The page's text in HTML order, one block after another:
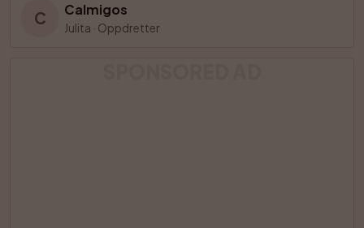
C Calmigos
Julita · Oppdretter